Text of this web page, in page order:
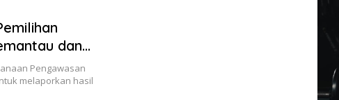
dan
Pengawasan
melaporkan hasil